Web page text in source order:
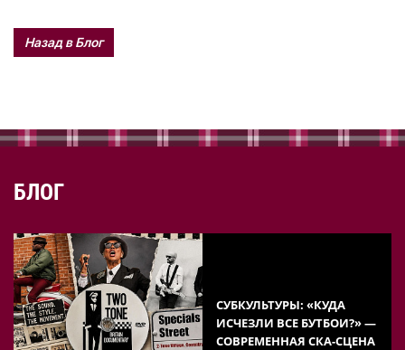
Назад в Блог
БЛОГ
СУБКУЛЬТУРЫ: «КУДА
ИСЧЕЗЛИ ВСЕ БУТБОИ?» —
СОВРЕМЕННАЯ СКА-СЦЕНА